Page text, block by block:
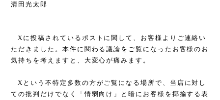
清田光太郎
X に投稿されているポストに関して、お客様よりご連絡い
ただきました。本件に関わる議論をご覧になったお客様のお
気持ちを考えますと、大変心が痛みます。
X という不特定多数の方がご覧になる場所で、当店に対し
ての批判だけでなく「情弱向け」と暗にお客様を揶揄する表